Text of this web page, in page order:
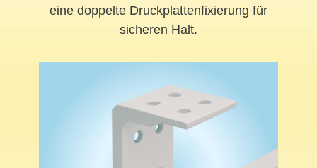
eine doppelte Druckplattenfixierung für
sicheren Halt.